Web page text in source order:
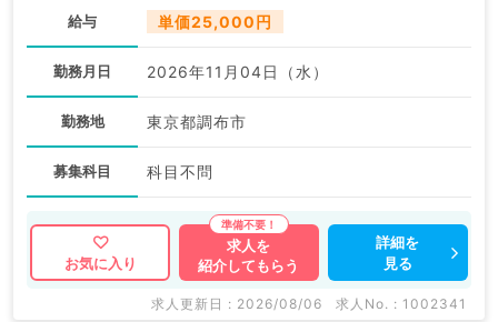
給与 単価25,000円
勤務月日 2026年11月04日（水）
勤務地 東京都調布市
募集科目 科目不問
お気に入り
求人を
紹介してもらう
詳細を
見る
求人更新日 : 2026/08/06 求人No. : 1002341